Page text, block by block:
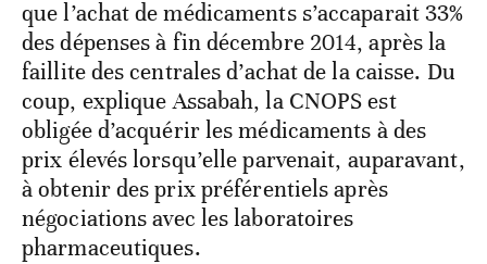
que l’achat de médicaments s’accaparait 33%
des dépenses à fin décembre 2014, après la
faillite des centrales d’achat de la caisse. Du
coup, explique Assabah, la CNOPS est
obligée d’acquérir les médicaments à des
prix élevés lorsqu’elle parvenait, auparavant,
à obtenir des prix préférentiels après
négociations avec les laboratoires
pharmaceutiques.